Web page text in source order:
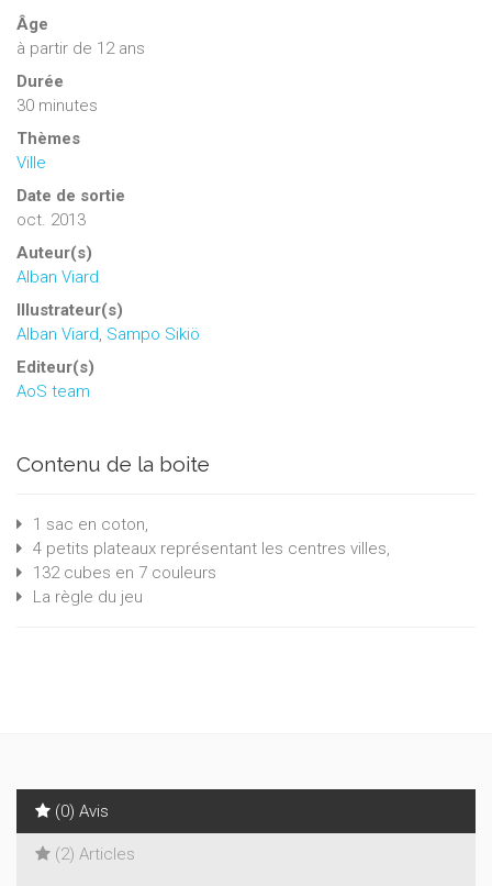
Âge
à partir de 12 ans
Durée
30 minutes
Thèmes
Ville
Date de sortie
oct. 2013
Auteur(s)
Alban Viard
Illustrateur(s)
Alban Viard, Sampo Sikiö
Editeur(s)
AoS team
Contenu de la boite
1 sac en coton,
4 petits plateaux représentant les centres villes,
132 cubes en 7 couleurs
La règle du jeu
(0) Avis
(2) Articles